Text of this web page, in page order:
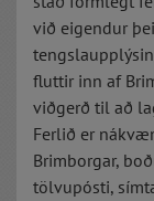
við eigendur
fluttir inn af
viðgerð til að
Ferlið er
Brimborgar,
tölvupósti,